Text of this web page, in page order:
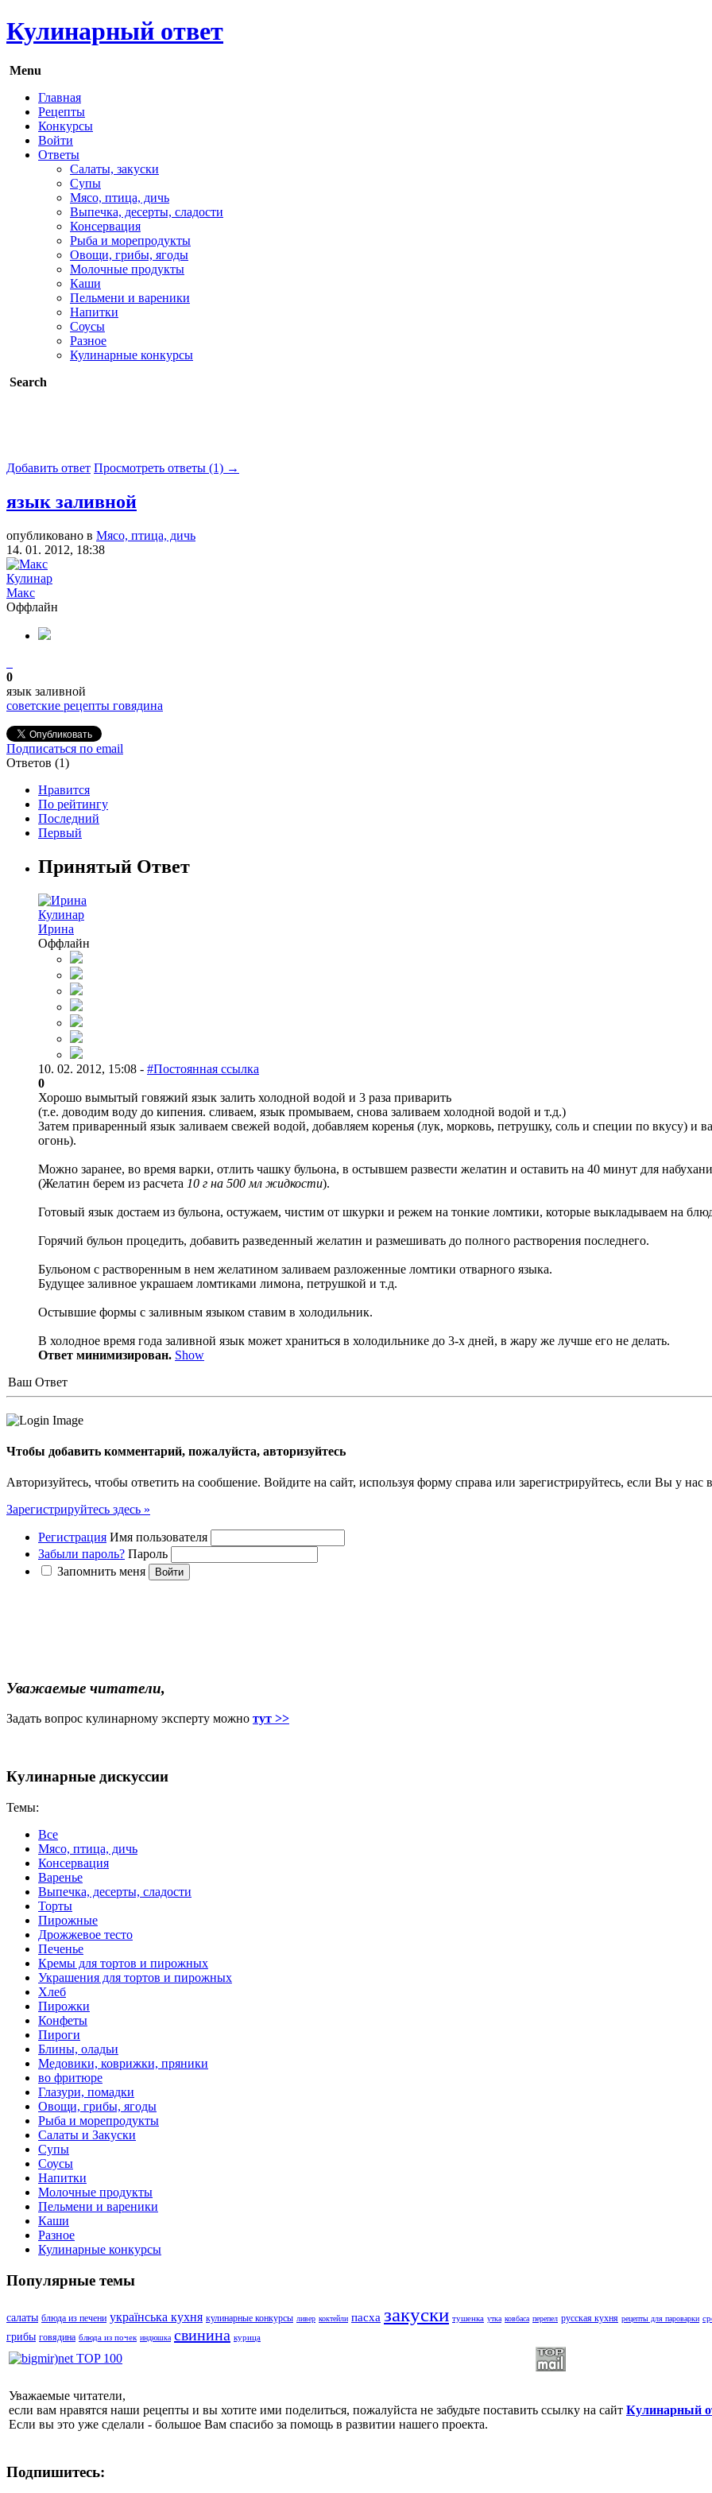
Кулинарный ответ
Menu
Главная
Рецепты
Конкурсы
Войти
Ответы
Салаты, закуски
Супы
Мясо, птица, дичь
Выпечка, десерты, сладости
Консервация
Рыба и морепродукты
Овощи, грибы, ягоды
Молочные продукты
Каши
Пельмени и вареники
Напитки
Соусы
Разное
Кулинарные конкурсы
Search
Добавить ответ Просмотреть ответы (1) →
язык заливной
опубликовано в Мясо, птица, дичь
14. 01. 2012, 18:38
Кулинар
Макс
Оффлайн
0
язык заливной
советские рецепты говядина
Подписаться по email
Ответов (1)
Нравится
По рейтингу
Последний
Первый
Принятый Ответ
Кулинар
Ирина
Оффлайн
10. 02. 2012, 15:08 - #Постоянная ссылка
0
Хорошо вымытый говяжий язык залить холодной водой и 3 раза приварить
(т.е. доводим воду до кипения. сливаем, язык промываем, снова заливаем холодной водой и т.д.)
Затем приваренный язык заливаем свежей водой, добавляем коренья (лук, морковь, петрушку, соль и специи по вкусу) и
огонь).
Можно заранее, во время варки, отлить чашку бульона, в остывшем развести желатин и оставить на 40 минут для
(Желатин берем из расчета 10 г на 500 мл жидкости).
Готовый язык достаем из бульона, остужаем, чистим от шкурки и режем на тонкие ломтики, которые выкладываем на
Горячий бульон процедить, добавить разведенный желатин и размешивать до полного растворения последнего.
Бульоном с растворенным в нем желатином заливаем разложенные ломтики отварного языка.
Будущее заливное украшаем ломтиками лимона, петрушкой и т.д.
Остывшие формы с заливным языком ставим в холодильник.
В холодное время года заливной язык может храниться в холодильнике до 3-х дней, в жару же лучше его не делать.
Ответ минимизирован. Show
Ваш Ответ
Чтобы добавить комментарий, пожалуйста, авторизуйтесь
Авторизуйтесь, чтобы ответить на сообшение. Войдите на сайт, используя форму справа или зарегистрируйтесь, если Вы у нас
Зарегистрируйтесь здесь »
Регистрация Имя пользователя
Забыли пароль? Пароль
Запомнить меня
Уважаемые читатели,
Задать вопрос кулинарному эксперту можно тут >>
Кулинарные дискуссии
Темы:
Все
Мясо, птица, дичь
Консервация
Варенье
Выпечка, десерты, сладости
Торты
Пирожные
Дрожжевое тесто
Печенье
Кремы для тортов и пирожных
Украшения для тортов и пирожных
Хлеб
Пирожки
Конфеты
Пироги
Блины, оладьи
Медовики, коврижки, пряники
во фритюре
Глазури, помадки
Овощи, грибы, ягоды
Рыба и морепродукты
Салаты и Закуски
Супы
Соусы
Напитки
Молочные продукты
Пельмени и вареники
Каши
Разное
Кулинарные конкурсы
Популярные темы
салаты блюда из печени українська кухня кулинарные конкурсы ливер коктейли пасха закуски тушенка утка ковбаса перепел русская кухня рецепты для пароварки
грибы говядина блюда из почек индюшка свинина курица
Уважаемые читатели,
если вам нравятся наши рецепты и вы хотите ими поделиться, пожалуйста не забудьте поставить ссылку на сайт Кулинарный
Если вы это уже сделали - большое Вам спасибо за помощь в развитии нашего проекта.
Подпишитесь: